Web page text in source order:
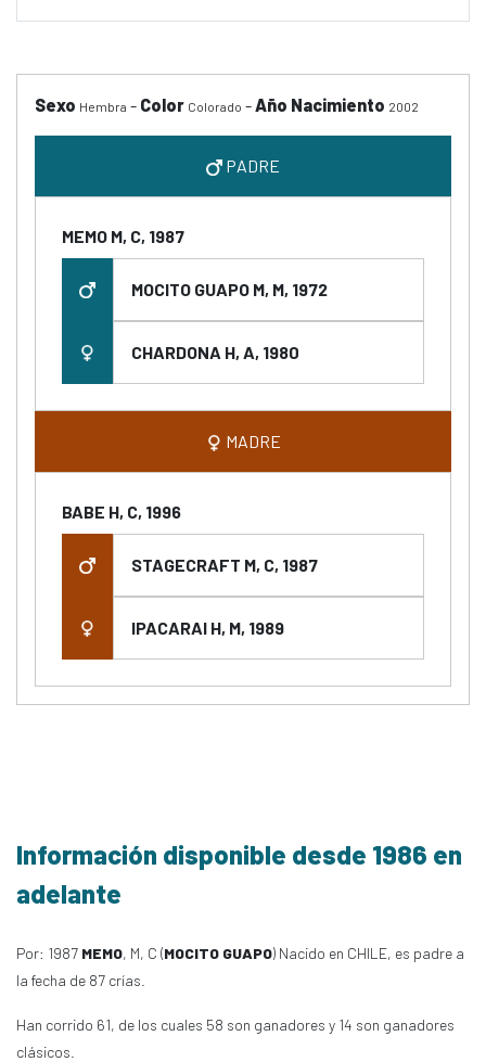
Sexo Hembra - Color Colorado -Año Nacimiento 2002
PADRE
MEMO M, C, 1987
MOCITO GUAPO M, M, 1972
CHARDONA H, A, 1980
MADRE
BABE H, C, 1996
STAGECRAFT M, C, 1987
IPACARAI H, M, 1989
Información disponible desde 1986 en
adelante
Por: 1987 MEMO, M, C (MOCITO GUAPO) Nacido en CHILE, es padre a
la fecha de 87 crías.
Han corrido 61, de los cuales 58 son ganadores y 14 son ganadores
clásicos.